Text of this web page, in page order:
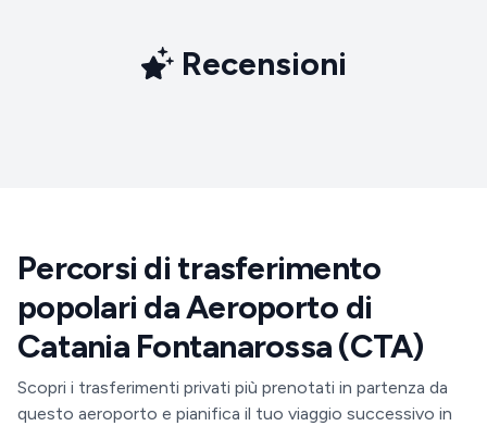
Recensioni
Percorsi di trasferimento
popolari da Aeroporto di
Catania Fontanarossa (CTA)
Scopri i trasferimenti privati più prenotati in partenza da
questo aeroporto e pianifica il tuo viaggio successivo in